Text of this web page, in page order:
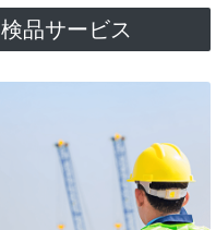
検品サービス